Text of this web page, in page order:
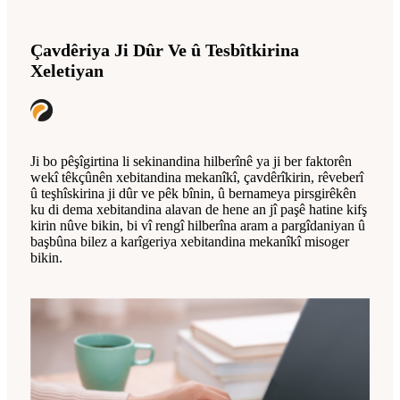
Çavdêriya Ji Dûr Ve û Tesbîtkirina
Xeletiyan
Ji bo pêşîgirtina li sekinandina hilberînê ya ji ber faktorên
wekî têkçûnên xebitandina mekanîkî, çavdêrîkirin, rêveberî
û teşhîskirina ji dûr ve pêk bînin, û bernameya pirsgirêkên
ku di dema xebitandina alavan de hene an jî paşê hatine kifş
kirin nûve bikin, bi vî rengî hilberîna aram a pargîdaniyan û
başbûna bilez a karîgeriya xebitandina mekanîkî misoger
bikin.